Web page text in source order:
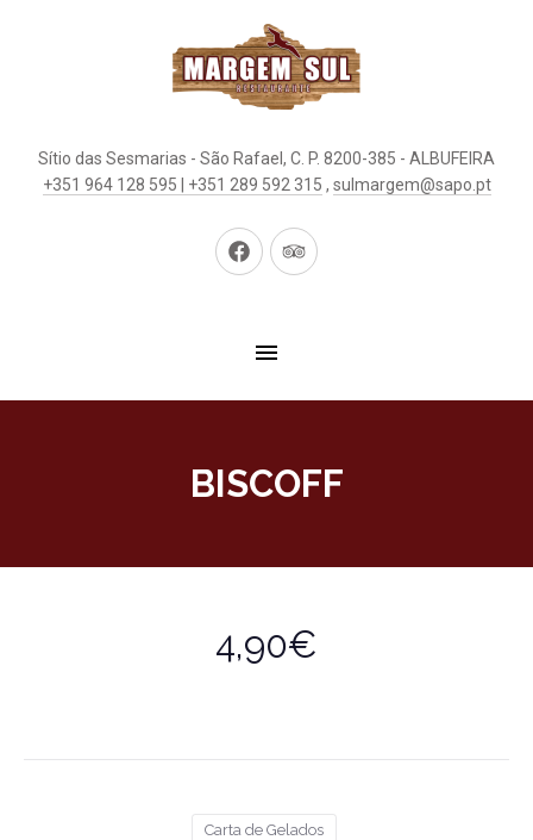
Sítio das Sesmarias - São Rafael, C. P. 8200-385 - ALBUFEIRA
+351 964 128 595 | +351 289 592 315 , sulmargem@sapo.pt
New
New
BISCOFF
4,90€
Carta de Gelados